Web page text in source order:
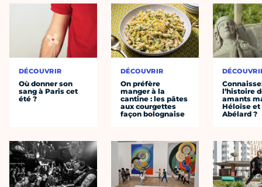
DÉCOUVRIR
Où donner son
sang à Paris cet
été ?
DÉCOUVRIR
On préfère
manger à la
cantine : les pâtes
aux courgettes
façon bolognaise
l’histoire
amants
Héloïse et
Abélard ?